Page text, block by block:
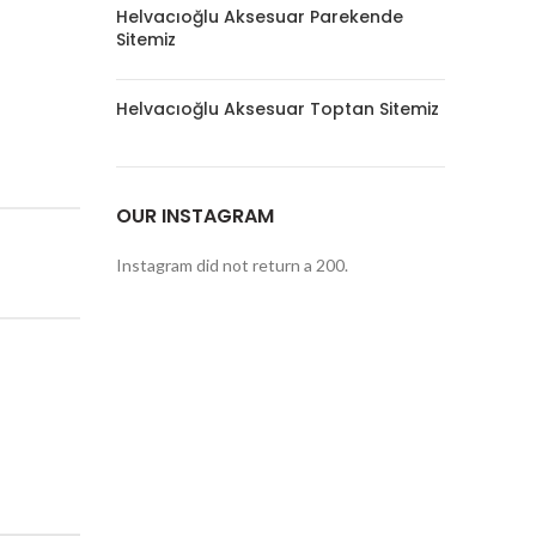
Helvacıoğlu Aksesuar Parekende
Sitemiz
Helvacıoğlu Aksesuar Toptan Sitemiz
OUR INSTAGRAM
Instagram did not return a 200.